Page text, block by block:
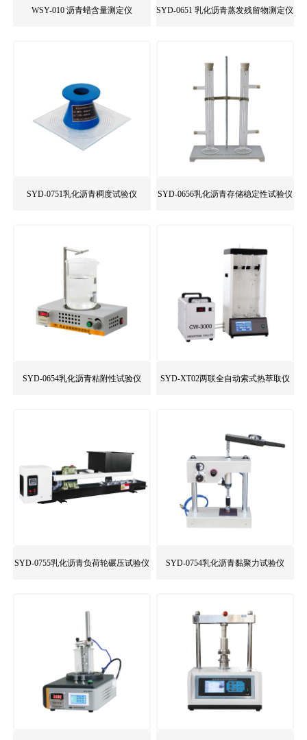
WSY-010 沥青蜡含量测定仪 SYD-0651 乳化沥青蒸发残留物测定仪
SYD-0751乳化沥青稠度试验仪 SYD-0656乳化沥青存储稳定性试验仪
SYD-0654乳化沥青粘附性试验仪 SYD-XT02两联全自动索式热萃取仪
SYD-0755乳化沥青负荷轮碾压试验仪 SYD-0754乳化沥青黏聚力试验仪